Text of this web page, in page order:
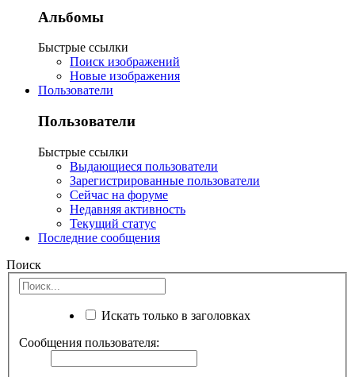
Альбомы
Быстрые ссылки
Поиск изображений
Новые изображения
Пользователи
Пользователи
Быстрые ссылки
Выдающиеся пользователи
Зарегистрированные пользователи
Сейчас на форуме
Недавняя активность
Текущий статус
Последние сообщения
Поиск
Искать только в заголовках
Сообщения пользователя: